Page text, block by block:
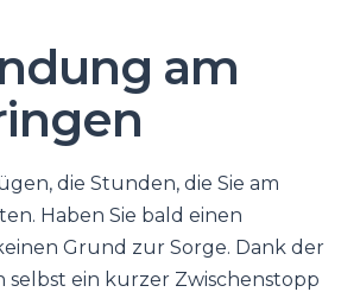
am
die Stunden, die Sie am
Haben Sie bald einen
Grund zur Sorge. Dank der
ein kurzer Zwischenstopp